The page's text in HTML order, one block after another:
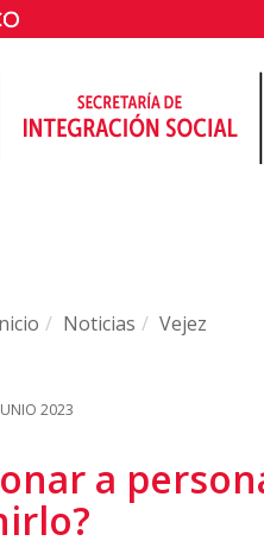
Noticias Vejez
2023
a